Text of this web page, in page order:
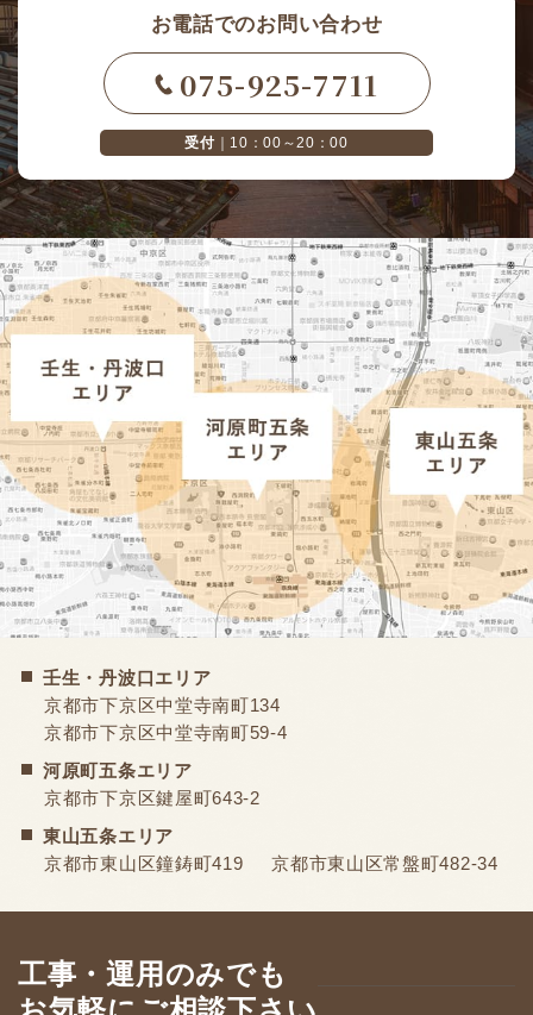
お電話でのお問い合わせ
075-925-7711
受付｜10：00～20：00
壬生・丹波口エリア
京都市下京区中堂寺南町134
京都市下京区中堂寺南町59-4
河原町五条エリア
京都市下京区鍵屋町643-2
東山五条エリア
京都市東山区鐘鋳町419
京都市東山区常盤町482-34
工事・運用のみでも